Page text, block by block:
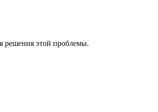
решения этой проблемы.